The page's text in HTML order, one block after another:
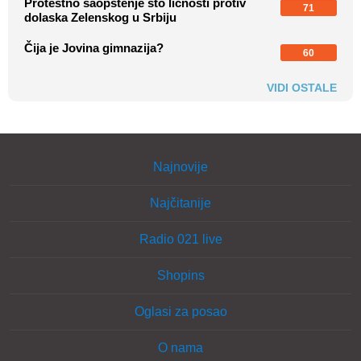
Protestno saopštenje sto ličnosti protiv
dolaska Zelenskog u Srbiju
71
Čija je Jovina gimnazija? 60
VIDI OSTALE
Najnovije
Najčitanije
Radio 021 live
Shopins
Oglasi za posao
O nama